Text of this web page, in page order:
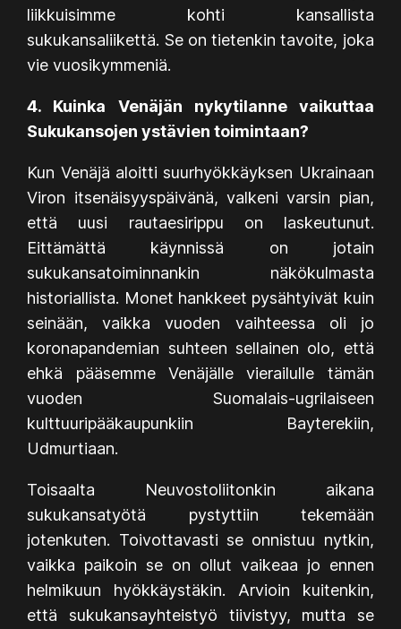
liikkuisimme kohti kansallista
sukukansaliikettä. Se on tietenkin tavoite, joka
vie vuosikymmeniä.
4. Kuinka Venäjän nykytilanne vaikuttaa
Sukukansojen ystävien toimintaan?
Kun Venäjä aloitti suurhyökkäyksen Ukrainaan
Viron itsenäisyyspäivänä, valkeni varsin pian,
että uusi rautaesirippu on laskeutunut.
Eittämättä käynnissä on jotain
sukukansatoiminnankin näkökulmasta
historiallista. Monet hankkeet pysähtyivät kuin
seinään, vaikka vuoden vaihteessa oli jo
koronapandemian suhteen sellainen olo, että
ehkä pääsemme Venäjälle vierailulle tämän
vuoden Suomalais-ugrilaiseen
kulttuuripääkaupunkiin Bayterekiin,
Udmurtiaan.
Toisaalta Neuvostoliitonkin aikana
sukukansatyötä pystyttiin tekemään
jotenkuten. Toivottavasti se onnistuu nytkin,
vaikka paikoin se on ollut vaikeaa jo ennen
helmikuun hyökkäystäkin. Arvioin kuitenkin,
että sukukansayhteistyö tiivistyy, mutta se